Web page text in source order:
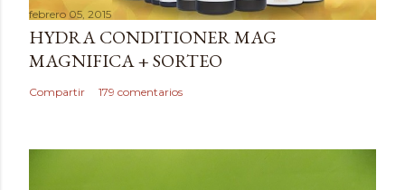
r
u
n
c
febrero 05, 2015
HYDRA CONDITIONER MAG
MAGNIFICA + SORTEO
Compartir 179 comentarios